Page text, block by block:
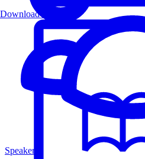
Speakers
Download PDF